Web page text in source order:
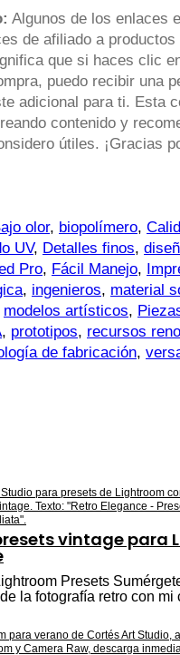
Algunos de los enlaces
de afiliado a productos
que si haces clic en
puedo recibir una
adicional para ti. Esta
contenido y
útiles. ¡Gracias
olor, biopolímero,
UV, Detalles finos,
Pro, Fácil Manejo,
, ingenieros, material
modelos artísticos,
, prototipos, recursos
de fabricación,
vintage para
Presets
la fotografía retro con mi